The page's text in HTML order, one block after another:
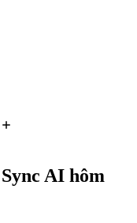
AI hôm